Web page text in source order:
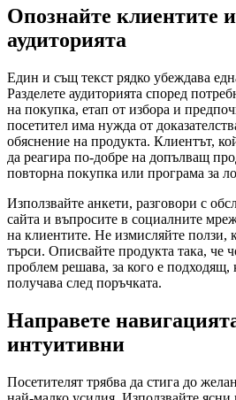
Опознайте клиентите и
аудиторията
Един и същ текст рядко убеждава
Разделете аудиторията според
на покупка, етап от избора и
посетител има нужда от
обяснение на продукта. Клиентът,
да реагира по-добре на допълващ
повторна покупка или програма за
Използвайте анкети, разговори с
сайта и въпросите в социалните
на клиентите. Не измисляйте ползи,
търси. Описвайте продукта така, че
проблем решава, за кого е подходящ,
получава след поръчката.
Направете
интуитивни
Посетителят трябва да стига до